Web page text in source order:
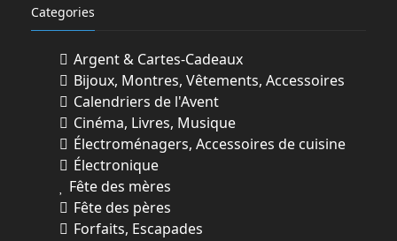
Categories
Argent & Cartes-Cadeaux
Bijoux, Montres, Vêtements, Accessoires
Calendriers de l'Avent
Cinéma, Livres, Musique
Électroménagers, Accessoires de cuisine
Électronique
Fête des mères
Fête des pères
Forfaits, Escapades